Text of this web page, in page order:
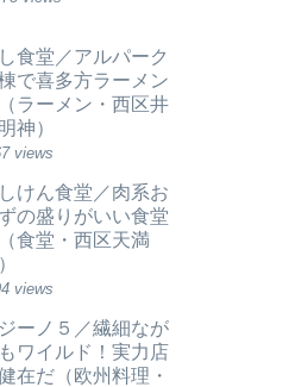
食堂／アルパーク
で喜多方ラーメン
ラーメン・西区井
神）
views
けん食堂／肉系お
の盛りがいい食堂
食堂・西区天満
views
ーノ５／繊細なが
ワイルド！実力店
在だ（欧州料理・